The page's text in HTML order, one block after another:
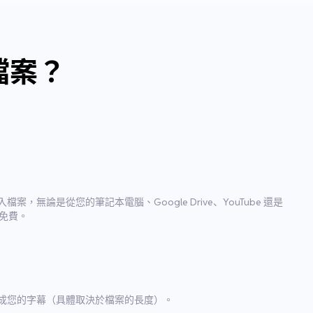
？
檔案，無論是從您的筆記本電腦、Google Drive、YouTube 還是
費。
的字幕（具體取決於檔案的長度）。